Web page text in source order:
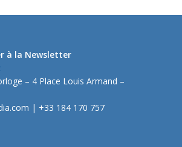
à la Newsletter
– 4 Place Louis Armand –
| +33 184 170 757